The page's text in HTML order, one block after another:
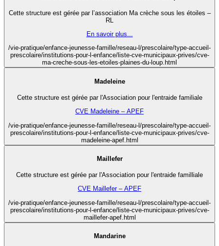
Cette structure est gérée par l’association Ma crèche sous les étoiles –
RL
En savoir plus...
/vie-pratique/enfance-jeunesse-famille/reseau-l/prescolaire/type-accueil-
prescolaire/institutions-pour-l-enfance/liste-cve-municipaux-prives/cve-
ma-creche-sous-les-etoiles-plaines-du-loup.html
Madeleine
Cette structure est gérée par l'Association pour l'entraide familiale
CVE Madeleine – APEF
/vie-pratique/enfance-jeunesse-famille/reseau-l/prescolaire/type-accueil-
prescolaire/institutions-pour-l-enfance/liste-cve-municipaux-prives/cve-
madeleine-apef.html
Maillefer
Cette structure est gérée par l'Association pour l'entraide familliale
CVE Maillefer – APEF
/vie-pratique/enfance-jeunesse-famille/reseau-l/prescolaire/type-accueil-
prescolaire/institutions-pour-l-enfance/liste-cve-municipaux-prives/cve-
maillefer-apef.html
Mandarine